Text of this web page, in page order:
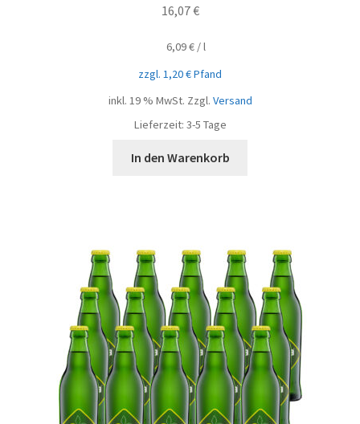
16,07€
6,09€/l
zzgl. 1,20€Pfand
inkl. 19 % MwSt. Zzgl. Versand
Lieferzeit: 3-5 Tage
In den Warenkorb